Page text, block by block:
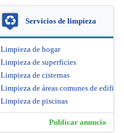
Servicios de limpieza
Limpieza de hogar
Limpieza de superficies
Limpieza de cisternas
Limpieza de áreas comunes de edificios
Limpieza de piscinas
Publicar anuncio